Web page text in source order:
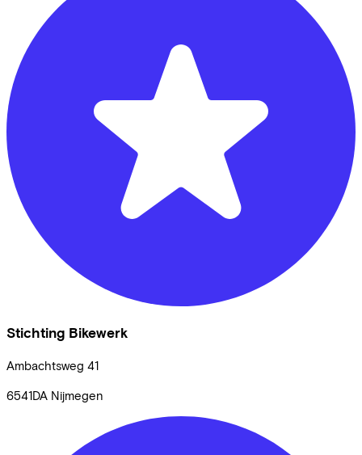
Stichting Bikewerk
Ambachtsweg 41
6541DA Nijmegen